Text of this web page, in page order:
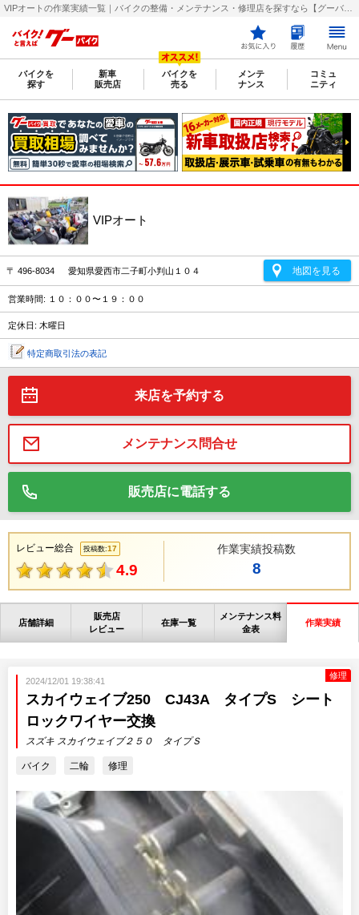
バイクを
探す
新車
販売店
バイクを
売る
メンテ
ナンス
コミュ
ニティ
VIPオート
〒 496-8034 愛知県愛西市二子町小判山１０４ 地図を見る
営業時間: １０：００〜１９：００
定休日: 木曜日
特定商取引法の表記
来店を予約する
メンテナンス問合せ
販売店に電話する
レビュー総合 投稿数:17
4.9
作業実績投稿数
8
店舗詳細
販売店
レビュー
在庫一覧
メンテナンス料
金表
作業実績
修理
2024/12/01 19:38:41
スカイウェイブ250 CJ43A タイプS シート
ロックワイヤー交換
スズキ スカイウェイブ２５０ タイプＳ
バイク 二輪 修理